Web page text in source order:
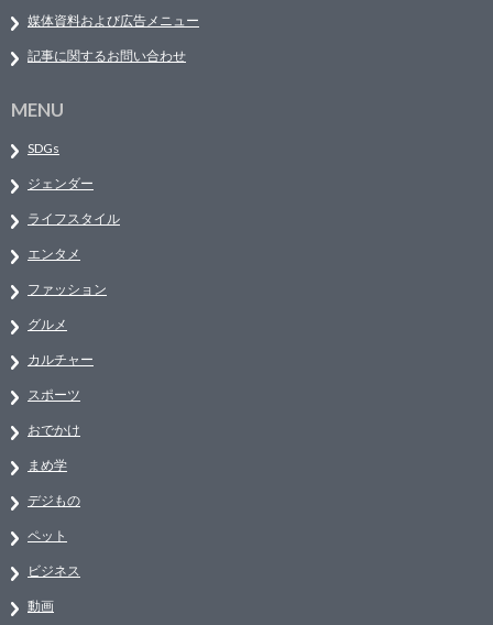
媒体資料および広告メニュー
記事に関するお問い合わせ
MENU
SDGs
ジェンダー
ライフスタイル
エンタメ
ファッション
グルメ
カルチャー
スポーツ
おでかけ
まめ学
デジもの
ペット
ビジネス
動画